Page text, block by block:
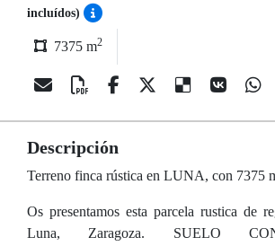
incluídos)
7375 m2
Descripción
Terreno finca rústica en LUNA, con 7375
Os presentamos esta parcela rustica de
Luna, Zaragoza. SUELO